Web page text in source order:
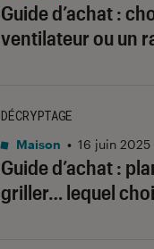
Guide d’achat :
ventilateur ou un
Guide d’achat :
griller… lequel
DÉCRYPTAGE
Maison • 16 juin 2025